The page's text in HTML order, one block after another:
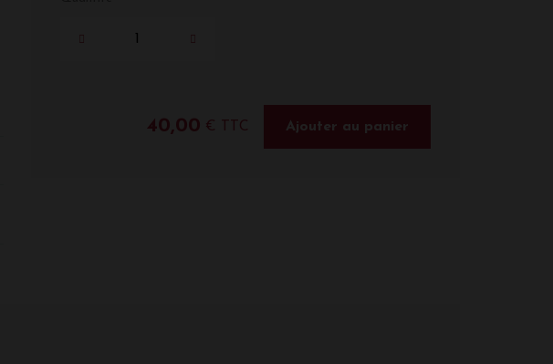
40,00 € TTC Ajouter au panier